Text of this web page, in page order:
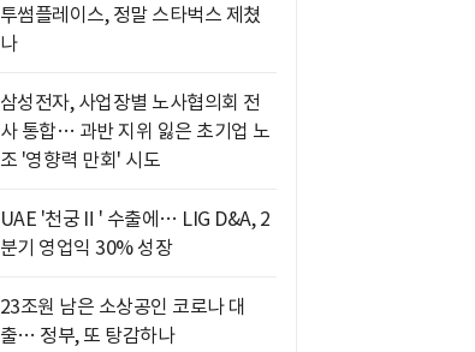
투썸플레이스, 정말 스타벅스 제쳤
나
삼성전자, 사업장별 노사협의회 전
사 통합… 과반 지위 잃은 초기업 노
조 '영향력 만회' 시도
UAE '천궁Ⅱ' 수출에… LIG D&A, 2
분기 영업익 30% 성장
23조원 남은 소상공인 코로나 대
출… 정부, 또 탕감하나